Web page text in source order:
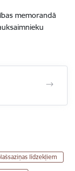
memorandā
līdzekļiem